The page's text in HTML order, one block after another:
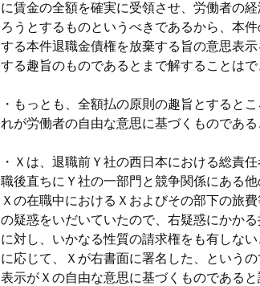
に賃金の全額を確実に受領させ、労働者の
ろうとするものというべきであるから、本
する本件退職金債権を放棄する旨の意思表
する趣旨のものであるとまで解することはで
・もっとも、全額払の原則の趣旨とすると
れが労働者の自由な意思に基づくものであ
・Ｘは、退職前Ｙ社の西日本における総責
職後直ちにＹ社の一部門と競争関係にある
Ｘの在職中におけるＸおよびその部下の旅
の疑惑をいだいていたので、右疑惑にかか
に対し、いかなる性質の請求権をも有しな
に応じて、Ｘが右書面に署名した、という
表示がＸの自由な意思に基づくものである